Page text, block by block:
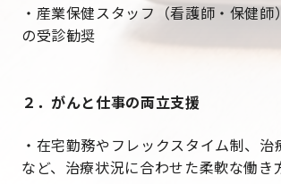
・産業保健スタッフ（看護師・保健
の受診勧奨
２．がんと仕事の両立支援
・在宅勤務やフレックスタイム制、
など、治療状況に合わせた柔軟な働き